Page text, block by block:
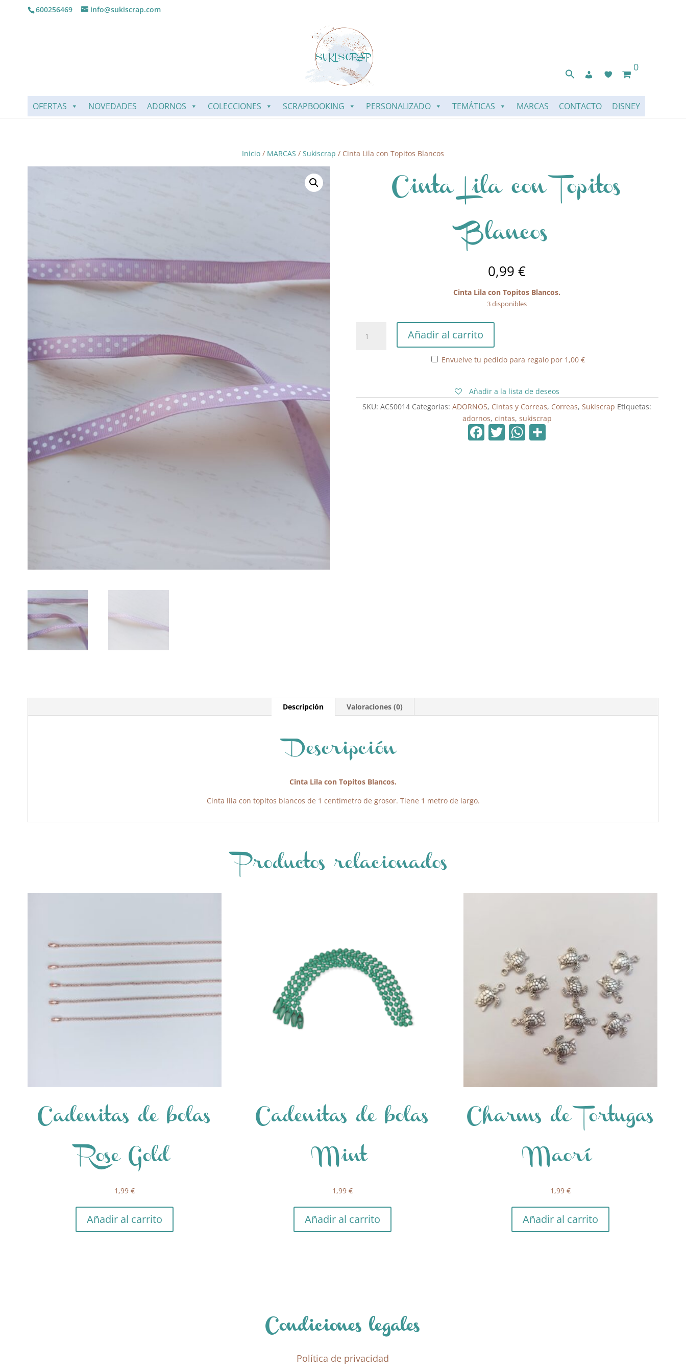
600256469 info@sukiscrap.com
0
OFERTAS NOVEDADES ADORNOS COLECCIONES SCRAPBOOKING PERSONALIZADO TEMÁTICAS MARCAS CONTACTO DISNEY
Inicio / MARCAS / Sukiscrap / Cinta Lila con Topitos Blancos
Cinta Lila con Topitos
Blancos
0,99€
Cinta Lila con Topitos Blancos.
3 disponibles
Añadir al carrito
Envuelve tu pedido para regalo por 1,00 €
Añadir a la lista de deseos
SKU:ACS0014 Categorías:ADORNOS, Cintas y Correas, Correas,Sukiscrap Etiquetas:
adornos, cintas, sukiscrap
F T W
Descripción Valoraciones (0)
Descripción
Cinta Lila con Topitos Blancos.
Cinta lila con topitos blancos de 1 centímetro de grosor. Tiene 1 metro de largo.
Productos relacionados
Cadenitas de bolas
Rose Gold
1,99 €
Añadir al carrito
Cadenitas de bolas
Mint
1,99€
Añadir al carrito
Charms de Tortugas
Maorí
1,99€
Añadir al carrito
Condiciones legales
Política de privacidad